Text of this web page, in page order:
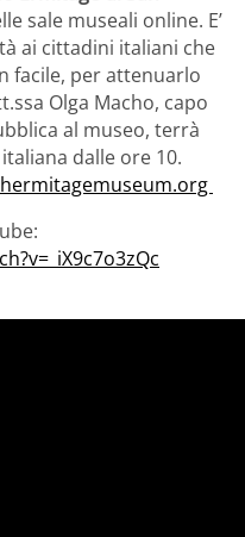
sale museali online. E’
ai cittadini italiani che
facile, per attenuarlo
Olga Macho, capo
al museo, terrà
dalle ore 10.
org
v=_iX9c7o3zQc